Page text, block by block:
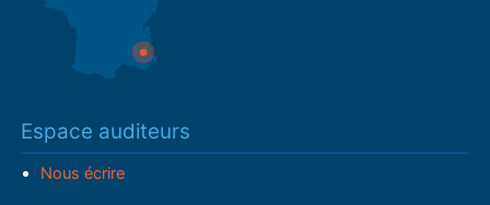
Espace auditeurs
Nous écrire